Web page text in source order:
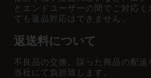
とエンドユーザーの間でご対応
ても返品対応はできません。
返送料について
不良品の交換、誤った商品の配
当社にて負担致します。